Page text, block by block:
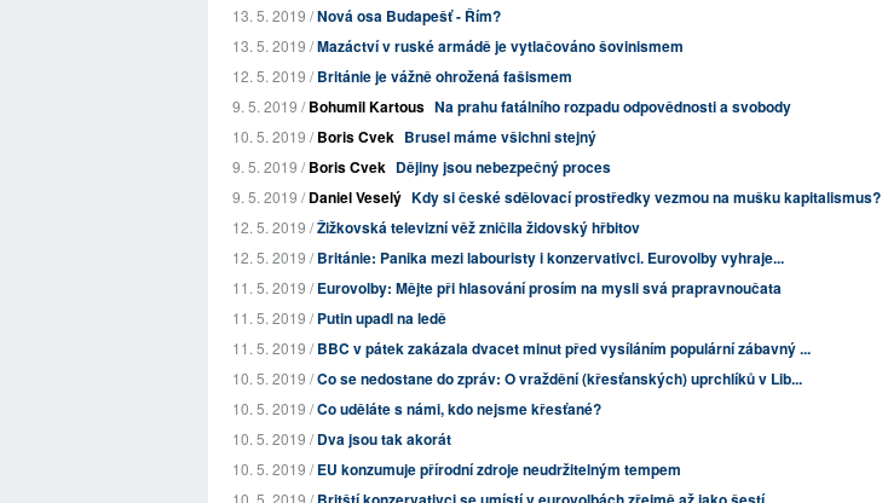
13. 5. 2019 /Nová osa Budapešť - Řím?
13. 5. 2019 /Mazáctví v ruské armádě je vytlačováno šovinismem
12. 5. 2019 /Británie je vážně ohrožená fašismem
9. 5. 2019 /Bohumil Kartous Na prahu fatálního rozpadu odpovědnosti a svobody
10. 5. 2019 /Boris Cvek Brusel máme všichni stejný
9. 5. 2019 /Boris Cvek Dějiny jsou nebezpečný proces
9. 5. 2019 /Daniel Veselý Kdy si české sdělovací prostředky vezmou na mušku kapitalismus?
12. 5. 2019 /Žižkovská televizní věž zničila židovský hřbitov
12. 5. 2019 /Británie: Panika mezi labouristy i konzervativci. Eurovolby vyhraje...
11. 5. 2019 /Eurovolby: Mějte při hlasování prosím na mysli svá prapravnoučata
11. 5. 2019 /Putin upadl na ledě
11. 5. 2019 /BBC v pátek zakázala dvacet minut před vysíláním populární zábavný ...
10. 5. 2019 /Co se nedostane do zpráv: O vraždění (křesťanských) uprchlíků v Lib...
10. 5. 2019 /Co uděláte s námi, kdo nejsme křesťané?
10. 5. 2019 /Dva jsou tak akorát
10. 5. 2019 /EU konzumuje přírodní zdroje neudržitelným tempem
10. 5. 2019 /